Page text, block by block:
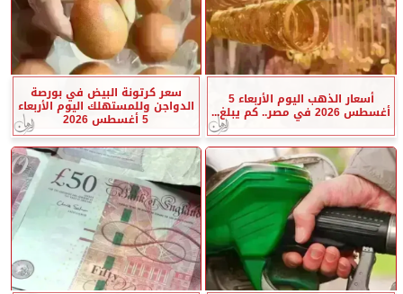
أسعار الذهب اليوم الأربعاء 5
أغسطس 2026 في مصر.. كم يبلغ...
سعر كرتونة البيض في بورصة
الدواجن وللمستهلك اليوم الأربعاء
5 أغسطس 2026